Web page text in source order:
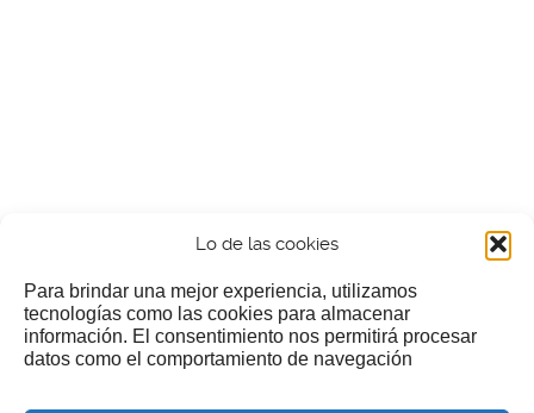
Lo de las cookies
Para brindar una mejor experiencia, utilizamos
tecnologías como las cookies para almacenar
información. El consentimiento nos permitirá procesar
datos como el comportamiento de navegación
¿Nos invitas a un cafecillo?